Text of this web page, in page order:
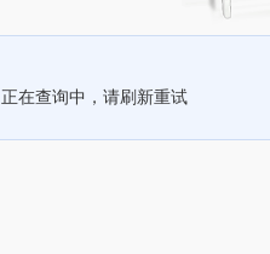
正在查询中，请刷新重试